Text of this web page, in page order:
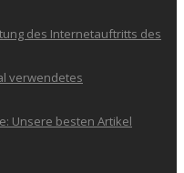
des Internetauftritts des
verwendetes
Unsere besten Artikel